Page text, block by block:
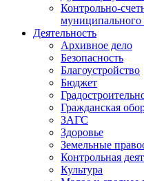
Контрольно-
муниципального
Деятельность
Архивное дело
Безопасность
Благоустройство
Бюджет
Гражданская
ЗАГС
Здоровье
Земельные
Контрольная
Культура